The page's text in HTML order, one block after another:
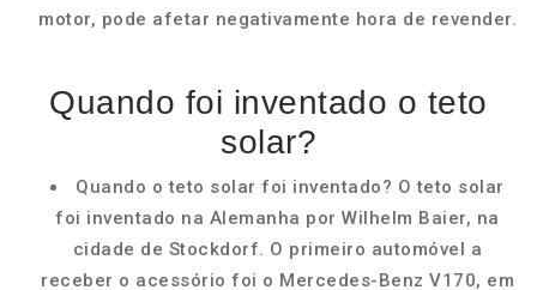
motor, pode afetar negativamente hora de revender.
Quando foi inventado o teto
solar?
Quando o teto solar foi inventado? O teto solar
foi inventado na Alemanha por Wilhelm Baier, na
cidade de Stockdorf. O primeiro automóvel a
receber o acessório foi o Mercedes-Benz V170, em